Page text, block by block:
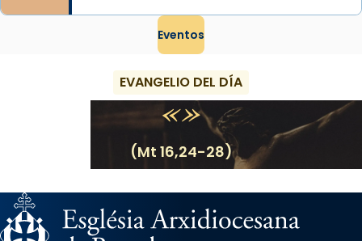
Eventos
EVANGELIO DEL DÍA
(Mt 16,24-28)